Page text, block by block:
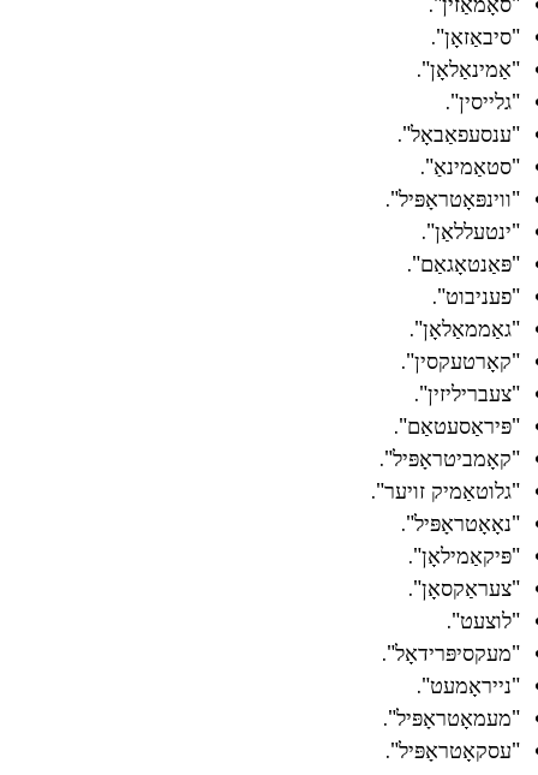
"סיבאַזאָן".
"אַמינאַלאָן".
"גלייסין".
"ענסעפאַבאָל".
"סטאַמינאַ".
"ווינפּאָטראָפּיל".
"ינטעללאַן".
"פּאַנטאָגאַם".
"פעניבוט".
"גאַממאַלאָן".
"קאָרטעקסין".
"צעבריליזין".
"פּיראַסעטאַם".
"קאָמביטראָפּיל".
"גלוטאַמיק זויער".
"נאָאָטראָפּיל".
"פּיקאַמילאָן".
"צעראַקסאָן".
"לוצעט".
"מעקסיפּרידאָל".
"נייראָמעט".
"מעמאָטראָפּיל".
"עסקאָטראָפּיל".